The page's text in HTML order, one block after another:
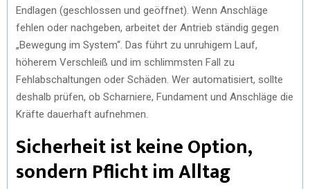
Endlagen (geschlossen und geöffnet). Wenn Anschläge
fehlen oder nachgeben, arbeitet der Antrieb ständig gegen
„Bewegung im System“. Das führt zu unruhigem Lauf,
höherem Verschleiß und im schlimmsten Fall zu
Fehlabschaltungen oder Schäden. Wer automatisiert, sollte
deshalb prüfen, ob Scharniere, Fundament und Anschläge die
Kräfte dauerhaft aufnehmen.
Sicherheit ist keine Option,
sondern Pflicht im Alltag